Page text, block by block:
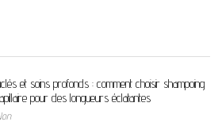
et soins profonds : comment choisir shampoing
pour des longueurs éclatantes